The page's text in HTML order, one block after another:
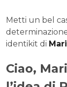
Metti un bel
identikit di
Ciao,